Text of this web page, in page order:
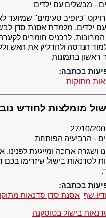
- מבשלים עם ילדים
''כיופים טעימים'' שמיועד
ילדים, מלמדת אסנת סדן
המרובות. להכניס חומרים
הנדסה ולהדליק את האש
ראשון בתמונות
בכתבה:
מתוקות
מומלצות לחודש
27/10/
- הרביעיה הפותחת
ושגרה ארוכה ומייגעת לפנינו.
לסדנאות בישול שיזרימו
בכתבה:
שף אסנת סדן סדנאות
בישול בטוסקנה